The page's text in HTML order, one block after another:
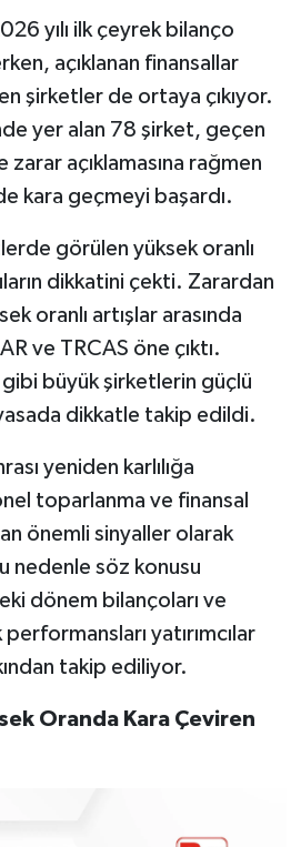
yılı ilk çeyrek bilanço
açıklanan finansallar
şirketler de ortaya çıkıyor.
yer alan 78 şirket, geçen
zarar açıklamasına rağmen
kara geçmeyi başardı.
görülen yüksek oranlı
dikkatini çekti. Zarardan
oranlı artışlar arasında
ve TRCAS öne çıktı.
büyük şirketlerin güçlü
dikkatle takip edildi.
yeniden karlılığa
toparlanma ve finansal
önemli sinyaller olarak
nedenle söz konusu
dönem bilançoları ve
yatırımcılar
takip ediliyor.
Oranda Kara Çeviren